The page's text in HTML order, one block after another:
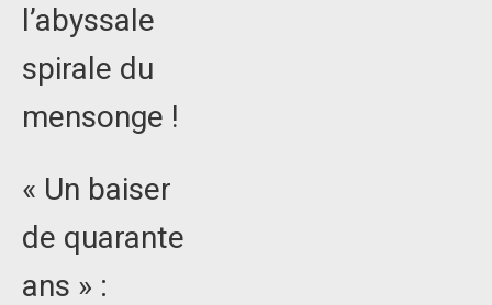
l’abyssale
spirale du
mensonge !
« Un baiser
de quarante
ans » :